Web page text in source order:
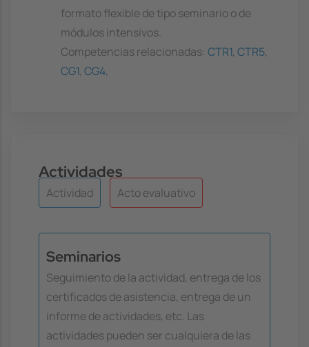
formato flexible de tipo seminario o de
módulos intensivos.
Competencias relacionadas: CTR1, CTR5,
CG1, CG4,
Actividades
Actividad Acto evaluativo
Seminarios
Seguimiento de la actividad, entrega de los
certificados de asistencia, entrega de un
informe de actividades, etc. Las
actividades pueden ser cualquiera de las